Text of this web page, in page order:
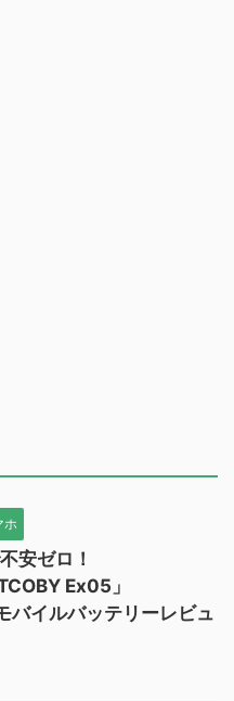
ホ
安ゼロ！
Ex05」
イルバッテリーレビュ